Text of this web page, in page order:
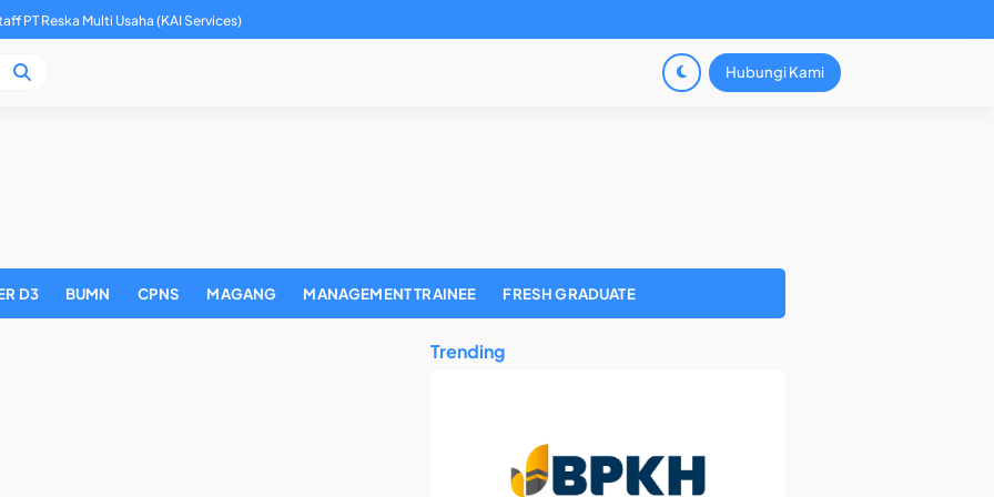
PT Reska Multi Usaha (KAI Services)
Pengelola Keuangan Haji Tahun 2026
Hubungi Kami
D3 BUMN CPNS MAGANG MANAGEMENT TRAINEE FRESH GRADUATE
Trending